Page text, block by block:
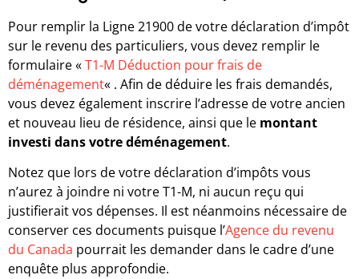
Pour remplir la Ligne 21900 de votre déclaration d’impôt
sur le revenu des particuliers, vous devez remplir le
formulaire «T1-M Déduction pour frais de
déménagement« . Afin de déduire les frais demandés,
vous devez également inscrire l’adresse de votre ancien
et nouveau lieu de résidence, ainsi que le montant
investi dans votre déménagement.
Notez que lors de votre déclaration d’impôts vous
n’aurez à joindre ni votre T1-M, ni aucun reçu qui
justifierait vos dépenses. Il est néanmoins nécessaire de
conserver ces documents puisque l’Agence du revenu
du Canada pourrait les demander dans le cadre d’une
enquête plus approfondie.